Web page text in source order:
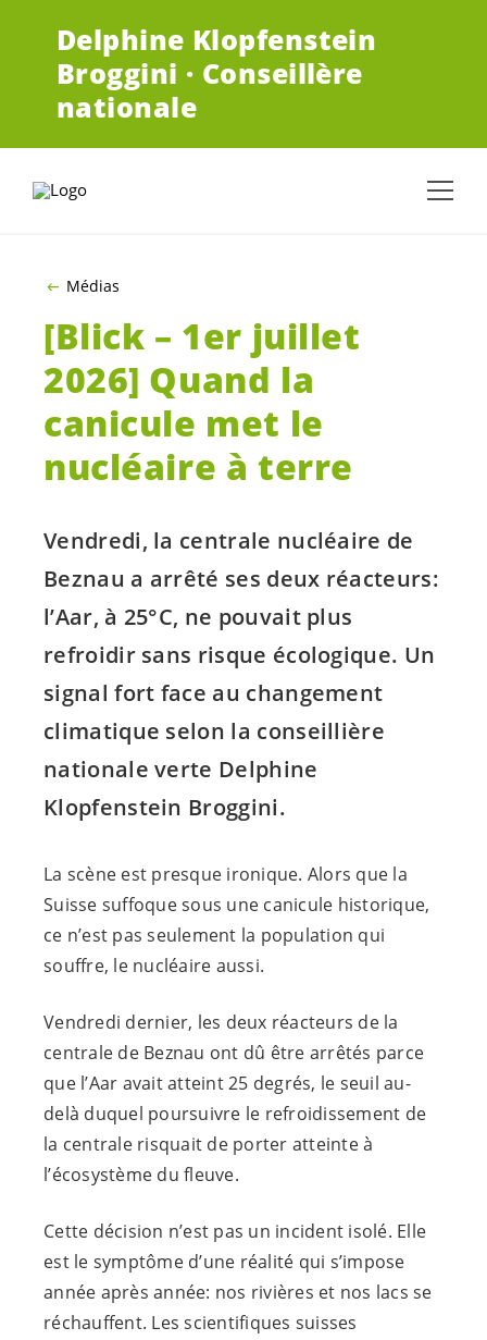
Delphine Klopfenstein
Broggini · Conseillère
nationale
Médias
[Blick – 1er juillet
2026] Quand la
canicule met le
nucléaire à terre
Vendredi, la centrale nucléaire de
Beznau a arrêté ses deux réacteurs:
l’Aar, à 25°C, ne pouvait plus
refroidir sans risque écologique. Un
signal fort face au changement
climatique selon la conseillière
nationale verte Delphine
Klopfenstein Broggini.
La scène est presque ironique. Alors que la
Suisse suffoque sous une canicule historique,
ce n’est pas seulement la population qui
souffre, le nucléaire aussi.
Vendredi dernier, les deux réacteurs de la
centrale de Beznau ont dû être arrêtés parce
que l’Aar avait atteint 25 degrés, le seuil au-
delà duquel poursuivre le refroidissement de
la centrale risquait de porter atteinte à
l’écosystème du fleuve.
Cette décision n’est pas un incident isolé. Elle
est le symptôme d’une réalité qui s’impose
année après année: nos rivières et nos lacs se
réchauffent. Les scientifiques suisses